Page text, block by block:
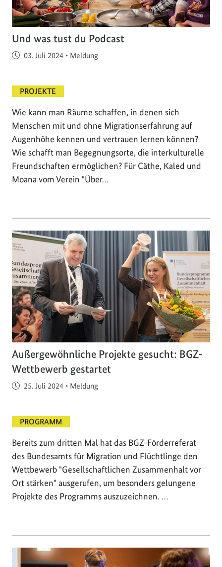
Und was tust du Podcast
Veröffentlicht am
03. Juli 2024 • Meldung
PROJEKTE
Wie kann man Räume schaffen, in denen sich
Menschen mit und ohne Migrationserfahrung auf
Augenhöhe kennen und vertrauen lernen können?
Wie schafft man Begegnungsorte, die interkulturelle
Freundschaften ermöglichen? Für Cäthe, Kaled und
Moana vom Verein "Über…
Außergewöhnliche Projekte gesucht: BGZ-
Wettbewerb gestartet
Veröffentlicht am
25. Juli 2024 • Meldung
PROGRAMM
Bereits zum dritten Mal hat das BGZ-Förderreferat
des Bundesamts für Migration und Flüchtlinge den
Wettbewerb "Gesellschaftlichen Zusammenhalt vor
Ort stärken" ausgerufen, um besonders gelungene
Projekte des Programms auszuzeichnen. …